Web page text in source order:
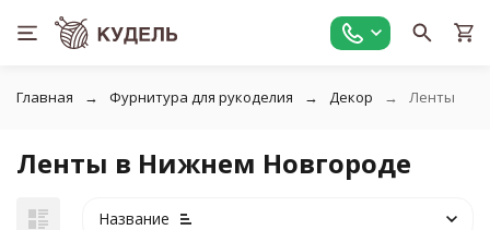
Главная Фурнитура для рукоделия Декор Ленты
Ленты в Нижнем Новгороде
Название